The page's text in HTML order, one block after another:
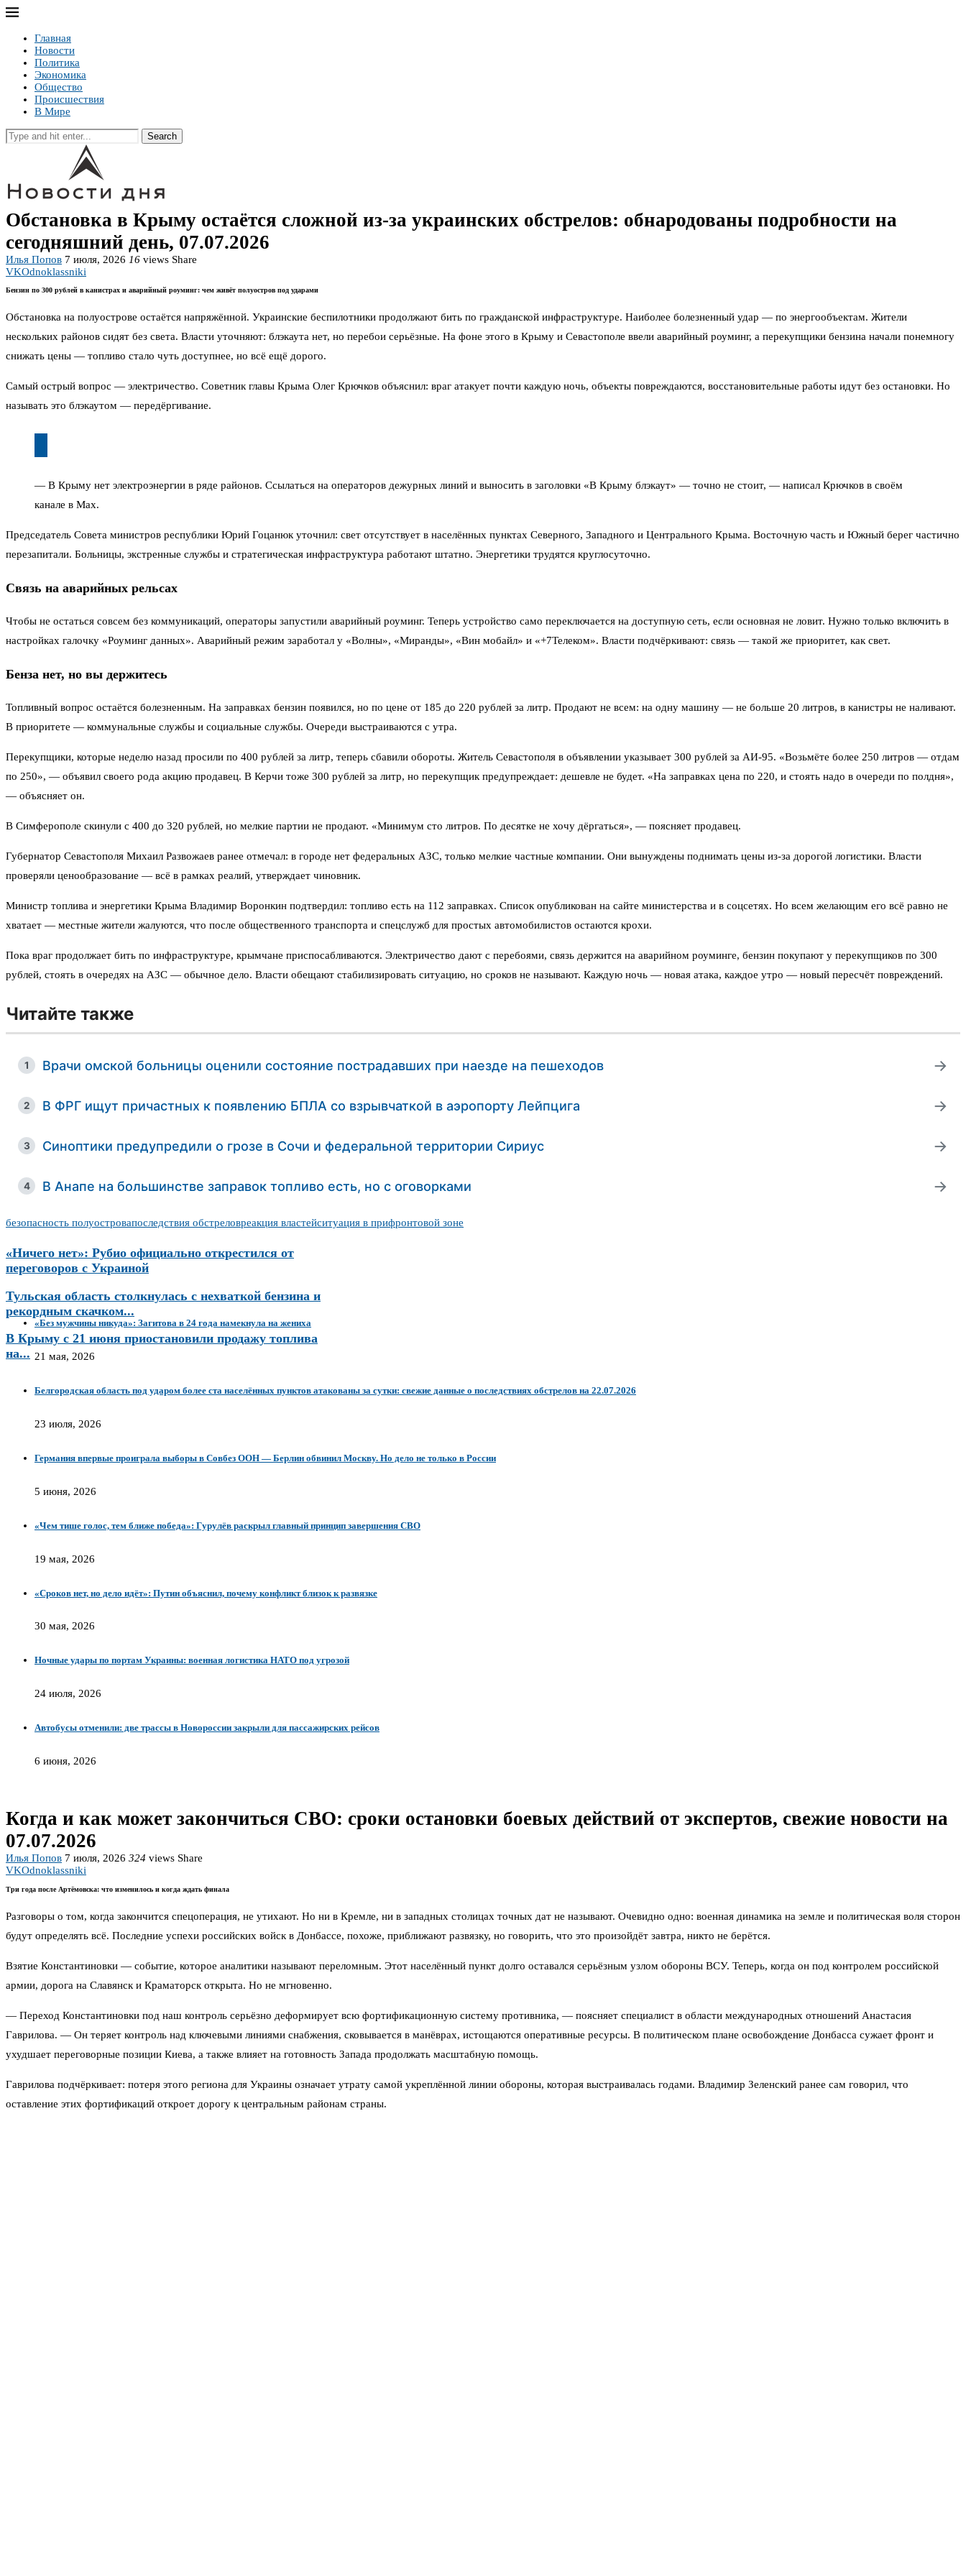
Главная
Новости
Политика
Экономика
Общество
Происшествия
В Мире
Search
Обстановка в Крыму остаётся сложной из-за украинских обстрелов: обнародованы подробности на
сегодняшний день, 07.07.2026
Илья Попов 7 июля, 2026 16 views Share
VKOdnoklassniki
Бензин по 300 рублей в канистрах и аварийный роуминг: чем живёт полуостров под ударами
Обстановка на полуострове остаётся напряжённой. Украинские беспилотники продолжают бить по гражданской инфраструктуре. Наиболее болезненный удар — по энергообъектам. Жители
нескольких районов сидят без света. Власти уточняют: блэкаута нет, но перебои серьёзные. На фоне этого в Крыму и Севастополе ввели аварийный роуминг, а перекупщики бензина начали понемногу
снижать цены — топливо стало чуть доступнее, но всё ещё дорого.
Самый острый вопрос — электричество. Советник главы Крыма Олег Крючков объяснил: враг атакует почти каждую ночь, объекты повреждаются, восстановительные работы идут без остановки. Но
называть это блэкаутом — передёргивание.
— В Крыму нет электроэнергии в ряде районов. Ссылаться на операторов дежурных линий и выносить в заголовки «В Крыму блэкаут» — точно не стоит, — написал Крючков в своём
канале в Max.
Председатель Совета министров республики Юрий Гоцанюк уточнил: свет отсутствует в населённых пунктах Северного, Западного и Центрального Крыма. Восточную часть и Южный берег частично
перезапитали. Больницы, экстренные службы и стратегическая инфраструктура работают штатно. Энергетики трудятся круглосуточно.
Связь на аварийных рельсах
Чтобы не остаться совсем без коммуникаций, операторы запустили аварийный роуминг. Теперь устройство само переключается на доступную сеть, если основная не ловит. Нужно только включить в
настройках галочку «Роуминг данных». Аварийный режим заработал у «Волны», «Миранды», «Вин мобайл» и «+7Телеком». Власти подчёркивают: связь — такой же приоритет, как свет.
Бенза нет, но вы держитесь
Топливный вопрос остаётся болезненным. На заправках бензин появился, но по цене от 185 до 220 рублей за литр. Продают не всем: на одну машину — не больше 20 литров, в канистры не наливают.
В приоритете — коммунальные службы и социальные службы. Очереди выстраиваются с утра.
Перекупщики, которые неделю назад просили по 400 рублей за литр, теперь сбавили обороты. Житель Севастополя в объявлении указывает 300 рублей за АИ-95. «Возьмёте более 250 литров — отдам
по 250», — объявил своего рода акцию продавец. В Керчи тоже 300 рублей за литр, но перекупщик предупреждает: дешевле не будет. «На заправках цена по 220, и стоять надо в очереди по полдня»,
— объясняет он.
В Симферополе скинули с 400 до 320 рублей, но мелкие партии не продают. «Минимум сто литров. По десятке не хочу дёргаться», — поясняет продавец.
Губернатор Севастополя Михаил Развожаев ранее отмечал: в городе нет федеральных АЗС, только мелкие частные компании. Они вынуждены поднимать цены из-за дорогой логистики. Власти
проверяли ценообразование — всё в рамках реалий, утверждает чиновник.
Министр топлива и энергетики Крыма Владимир Воронкин подтвердил: топливо есть на 112 заправках. Список опубликован на сайте министерства и в соцсетях. Но всем желающим его всё равно не
хватает — местные жители жалуются, что после общественного транспорта и спецслужб для простых автомобилистов остаются крохи.
Пока враг продолжает бить по инфраструктуре, крымчане приспосабливаются. Электричество дают с перебоями, связь держится на аварийном роуминге, бензин покупают у перекупщиков по 300
рублей, стоять в очередях на АЗС — обычное дело. Власти обещают стабилизировать ситуацию, но сроков не называют. Каждую ночь — новая атака, каждое утро — новый пересчёт повреждений.
Читайте также
1 Врачи омской больницы оценили состояние пострадавших при наезде на пешеходов →
2 В ФРГ ищут причастных к появлению БПЛА со взрывчаткой в аэропорту Лейпцига →
3 Синоптики предупредили о грозе в Сочи и федеральной территории Сириус →
4 В Анапе на большинстве заправок топливо есть, но с оговорками →
безопасность полуостровапоследствия обстреловреакция властейситуация в прифронтовой зоне
«Ничего нет»: Рубио официально открестился от
переговоров с Украиной
Тульская область столкнулась с нехваткой бензина и
рекордным скачком...
В Крыму с 21 июня приостановили продажу топлива
на...
«Без мужчины никуда»: Загитова в 24 года намекнула на жениха
21 мая, 2026
Белгородская область под ударом более ста населённых пунктов атакованы за сутки: свежие данные о последствиях обстрелов на 22.07.2026
23 июля, 2026
Германия впервые проиграла выборы в Совбез ООН — Берлин обвинил Москву. Но дело не только в России
5 июня, 2026
«Чем тише голос, тем ближе победа»: Гурулёв раскрыл главный принцип завершения СВО
19 мая, 2026
«Сроков нет, но дело идёт»: Путин объяснил, почему конфликт близок к развязке
30 мая, 2026
Ночные удары по портам Украины: военная логистика НАТО под угрозой
24 июля, 2026
Автобусы отменили: две трассы в Новороссии закрыли для пассажирских рейсов
6 июня, 2026
Когда и как может закончиться СВО: сроки остановки боевых действий от экспертов, свежие новости на
07.07.2026
Илья Попов 7 июля, 2026 324 views Share
VKOdnoklassniki
Три года после Артёмовска: что изменилось и когда ждать финала
Разговоры о том, когда закончится спецоперация, не утихают. Но ни в Кремле, ни в западных столицах точных дат не называют. Очевидно одно: военная динамика на земле и политическая воля сторон
будут определять всё. Последние успехи российских войск в Донбассе, похоже, приближают развязку, но говорить, что это произойдёт завтра, никто не берётся.
Взятие Константиновки — событие, которое аналитики называют переломным. Этот населённый пункт долго оставался серьёзным узлом обороны ВСУ. Теперь, когда он под контролем российской
армии, дорога на Славянск и Краматорск открыта. Но не мгновенно.
— Переход Константиновки под наш контроль серьёзно деформирует всю фортификационную систему противника, — поясняет специалист в области международных отношений Анастасия
Гаврилова. — Он теряет контроль над ключевыми линиями снабжения, сковывается в манёврах, истощаются оперативные ресурсы. В политическом плане освобождение Донбасса сужает фронт и
ухудшает переговорные позиции Киева, а также влияет на готовность Запада продолжать масштабную помощь.
Гаврилова подчёркивает: потеря этого региона для Украины означает утрату самой укреплённой линии обороны, которая выстраивалась годами. Владимир Зеленский ранее сам говорил, что
оставление этих фортификаций откроет дорогу к центральным районам страны.